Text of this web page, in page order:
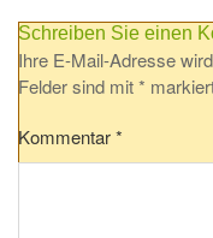
Schreiben Sie einen
Ihre E-Mail-Adresse
Felder sind mit*
Kommentar*